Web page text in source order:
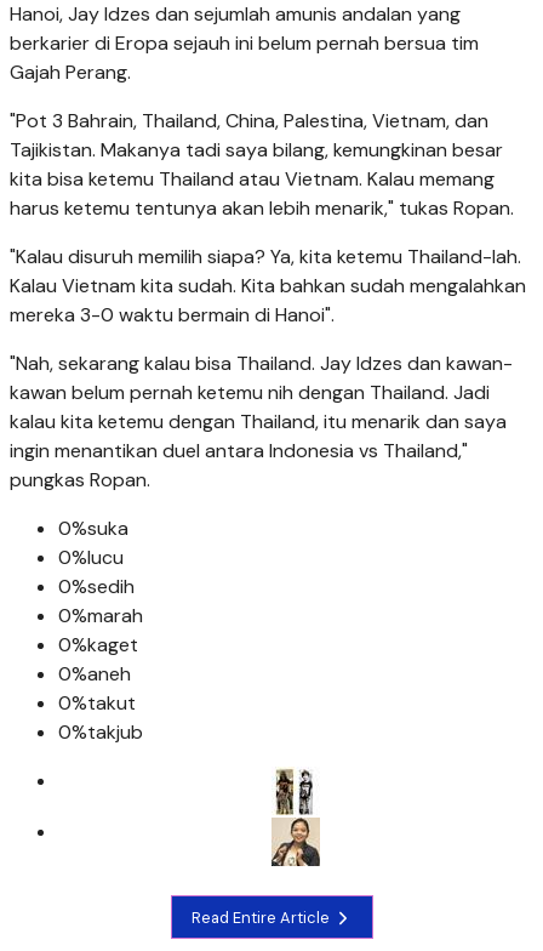
Hanoi, Jay Idzes dan sejumlah amunis andalan yang
berkarier di Eropa sejauh ini belum pernah bersua tim
Gajah Perang.
"Pot 3 Bahrain, Thailand, China, Palestina, Vietnam, dan
Tajikistan. Makanya tadi saya bilang, kemungkinan besar
kita bisa ketemu Thailand atau Vietnam. Kalau memang
harus ketemu tentunya akan lebih menarik," tukas Ropan.
"Kalau disuruh memilih siapa? Ya, kita ketemu Thailand-lah.
Kalau Vietnam kita sudah. Kita bahkan sudah mengalahkan
mereka 3-0 waktu bermain di Hanoi".
"Nah, sekarang kalau bisa Thailand. Jay Idzes dan kawan-
kawan belum pernah ketemu nih dengan Thailand. Jadi
kalau kita ketemu dengan Thailand, itu menarik dan saya
ingin menantikan duel antara Indonesia vs Thailand,"
pungkas Ropan.
0%suka
0%lucu
0%sedih
0%marah
0%kaget
0%aneh
0%takut
0%takjub
Read Entire Article